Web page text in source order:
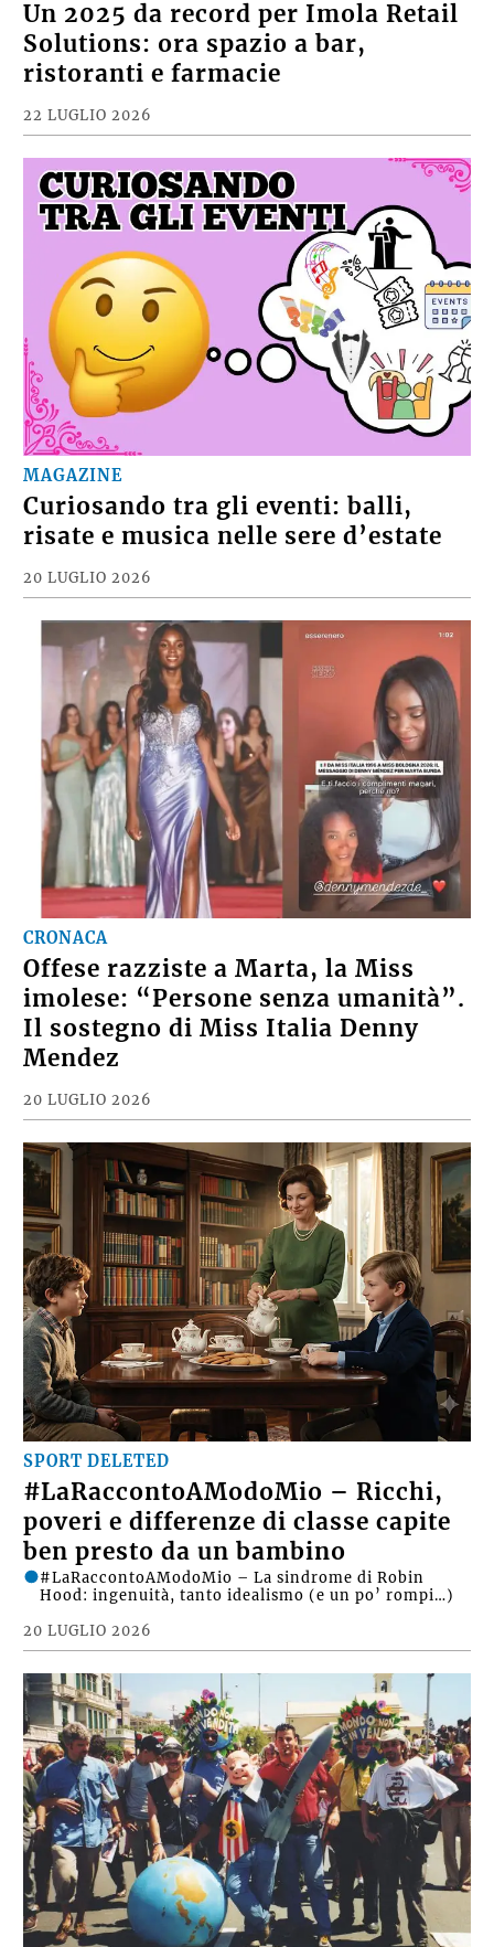
Un 2025 da record per Imola Retail
Solutions: ora spazio a bar,
ristoranti e farmacie
22 LUGLIO 2026
MAGAZINE
Curiosando tra gli eventi: balli,
risate e musica nelle sere d’estate
20 LUGLIO 2026
CRONACA
Offese razziste a Marta, la Miss
imolese: “Persone senza umanità”.
Il sostegno di Miss Italia Denny
Mendez
20 LUGLIO 2026
SPORT DELETED
#LaRaccontoAModoMio – Ricchi,
poveri e differenze di classe capite
ben presto da un bambino
20 LUGLIO 2026
#LaRaccontoAModoMio – La sindrome di Robin
Hood: ingenuità, tanto idealismo (e un po’ rompi…)